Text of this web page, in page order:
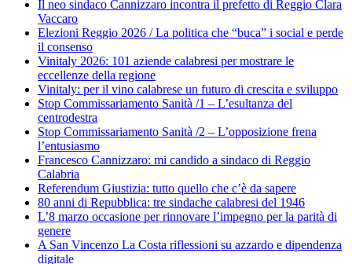
Il neo sindaco Cannizzaro incontra il prefetto di Reggio Clara
Vaccaro
Elezioni Reggio 2026 / La politica che “buca” i social e perde
il consenso
Vinitaly 2026: 101 aziende calabresi per mostrare le
eccellenze della regione
Vinitaly: per il vino calabrese un futuro di crescita e sviluppo
Stop Commissariamento Sanità /1 – L’esultanza del
centrodestra
Stop Commissariamento Sanità /2 – L’opposizione frena
l’entusiasmo
Francesco Cannizzaro: mi candido a sindaco di Reggio
Calabria
Referendum Giustizia: tutto quello che c’è da sapere
80 anni di Repubblica: tre sindache calabresi del 1946
L’8 marzo occasione per rinnovare l’impegno per la parità di
genere
A San Vincenzo La Costa riflessioni su azzardo e dipendenza
digitale